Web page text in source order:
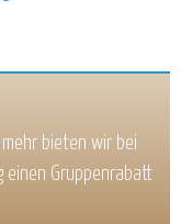
bieten wir bei
einen Gruppenrabatt